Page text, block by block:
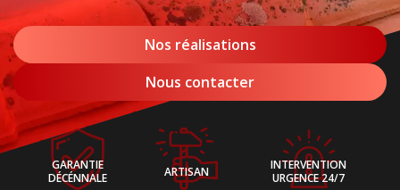
Nos réalisations
Nous contacter
GARANTIE
DÉCÉNNALE
ARTISAN
INTERVENTION
URGENCE 24/7